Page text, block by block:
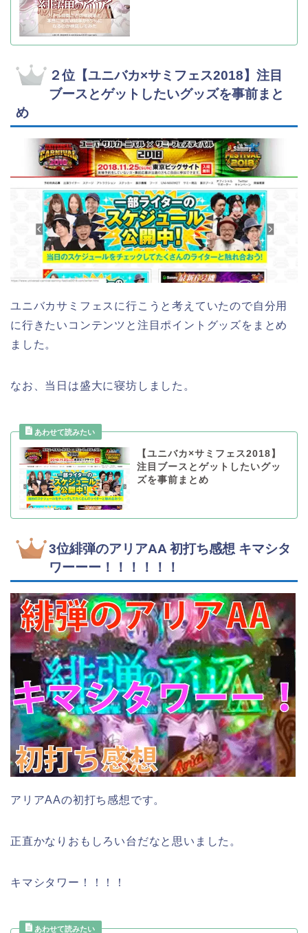
２位【ユニバカ×サミフェス2018】注目
ブースとゲットしたいグッズを事前まと
め
ユニバカサミフェスに行こうと考えていたので自分用
に行きたいコンテンツと注目ポイントグッズをまとめ
ました。
なお、当日は盛大に寝坊しました。
【ユニバカ×サミフェス2018】
注目ブースとゲットしたいグッ
ズを事前まとめ
3位緋弾のアリアAA 初打ち感想 キマシタ
ワーーー！！！！！！
アリアAAの初打ち感想です。
正直かなりおもしろい台だなと思いました。
キマシタワー！！！！